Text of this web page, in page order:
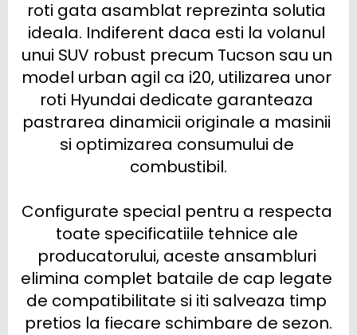
roti gata asamblat reprezinta solutia
ideala. Indiferent daca esti la volanul
unui SUV robust precum Tucson sau un
model urban agil ca i20, utilizarea unor
roti Hyundai dedicate garanteaza
pastrarea dinamicii originale a masinii
si optimizarea consumului de
combustibil.
Configurate special pentru a respecta
toate specificatiile tehnice ale
producatorului, aceste ansambluri
elimina complet bataile de cap legate
de compatibilitate si iti salveaza timp
pretios la fiecare schimbare de sezon.